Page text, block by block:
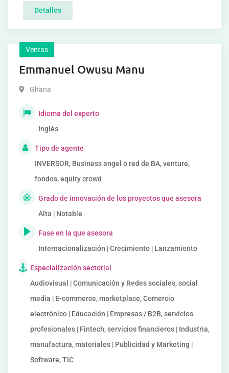
Detalles
Ventas
Emmanuel Owusu Manu
Ghana
Idioma del experto
Inglés
Tipo de agente
INVERSOR, Business angel o red de BA, venture,
fondos, equity crowd
Grado de innovación de los proyectos que asesora
Alta | Notable
Fase en la que asesora
Internacionalización | Crecimiento | Lanzamiento
Especialización sectorial
Audiovisual | Comunicación y Redes sociales, social
media | E-commerce, marketplace, Comercio
electrónico | Educación | Empresas / B2B, servicios
profesionales | Fintech, servicios financieros | Industria,
manufactura, materiales | Publicidad y Marketing |
Software, TIC